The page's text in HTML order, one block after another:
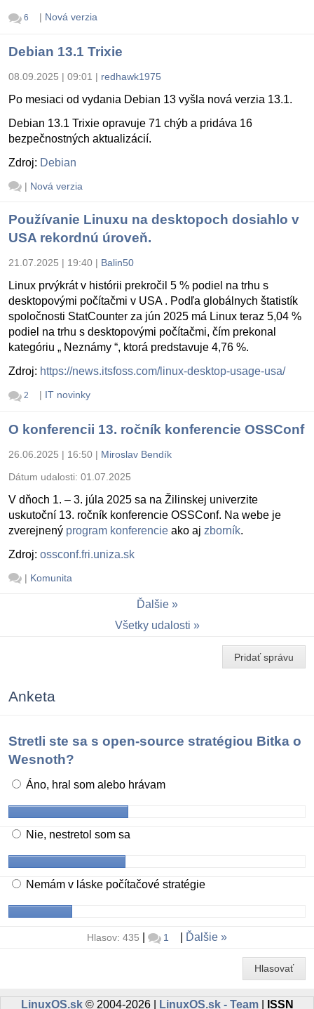
6 | Nová verzia
Debian 13.1 Trixie
08.09.2025 | 09:01 | redhawk1975
Po mesiaci od vydania Debian 13 vyšla nová verzia 13.1.
Debian 13.1 Trixie opravuje 71 chýb a pridáva 16
bezpečnostných aktualizácií.
Zdroj: Debian
| Nová verzia
Používanie Linuxu na desktopoch dosiahlo v
USA rekordnú úroveň.
21.07.2025 | 19:40 | Balin50
Linux prvýkrát v histórii prekročil 5 % podiel na trhu s
desktopovými počítačmi v USA . Podľa globálnych štatistík
spoločnosti StatCounter za jún 2025 má Linux teraz 5,04 %
podiel na trhu s desktopovými počítačmi, čím prekonal
kategóriu „ Neznámy “, ktorá predstavuje 4,76 %.
Zdroj: https://news.itsfoss.com/linux-desktop-usage-usa/
2 | IT novinky
O konferencii 13. ročník konferencie OSSConf
26.06.2025 | 16:50 | Miroslav Bendík
Dátum udalosti: 01.07.2025
V dňoch 1. – 3. júla 2025 sa na Žilinskej univerzite
uskutoční 13. ročník konferencie OSSConf. Na webe je
zverejnený program konferencie ako aj zborník.
Zdroj: ossconf.fri.uniza.sk
| Komunita
Ďalšie
Všetky udalosti
Pridať správu
Anketa
Stretli ste sa s open-source stratégiou Bitka o
Wesnoth?
Áno, hral som alebo hrávam
Nie, nestretol som sa
Nemám v láske počítačové stratégie
Hlasov: 435 1 Ďalšie
Hlasovať
LinuxOS.sk© 2004-2026 | LinuxOS.sk - Team| ISSN